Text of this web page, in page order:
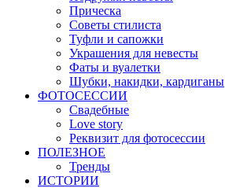
Прическа
Советы стилиста
Туфли и сапожки
Украшения для невесты
Фаты и вуалетки
Шубки, накидки, кардиганы
ФОТОСЕССИИ
Свадебные
Love story
Реквизит для фотосессии
ПОЛЕЗНОЕ
Тренды
ИСТОРИИ